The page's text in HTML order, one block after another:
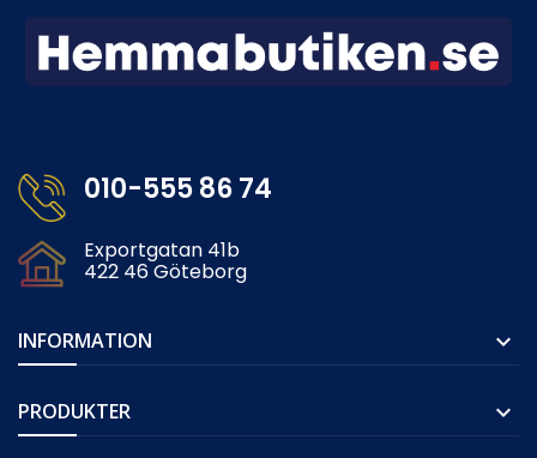
010-555 86 74
Exportgatan 41b
422 46 Göteborg
INFORMATION 
PRODUKTER 